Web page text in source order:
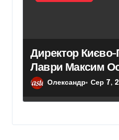
Директор Києво-
Лаври Максим
ексклюзивному
Олександр Сер 7,